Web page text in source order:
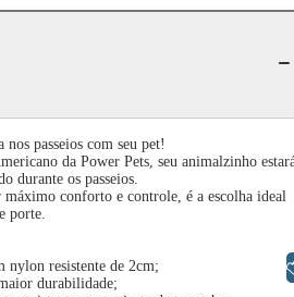
passeios com seu pet!
da Power Pets, seu animalzinho
durante os passeios.
conforto e controle, é a escolha ideal
porte.
nylon resistente de 2cm;
durabilidade;